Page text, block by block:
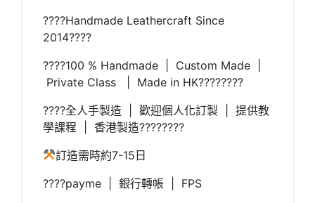
????Handmade Leathercraft Since
2014????
????100 % Handmade | Custom Made |
Private Class | Made in HK????????
????全人手製造 | 歡迎個人化訂製 | 提供教
學課程 | 香港製造????????
訂造需時約7-15日
????payme | 銀行轉帳 | FPS